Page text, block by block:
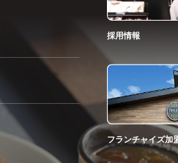
採用情報
フランチャイズ加